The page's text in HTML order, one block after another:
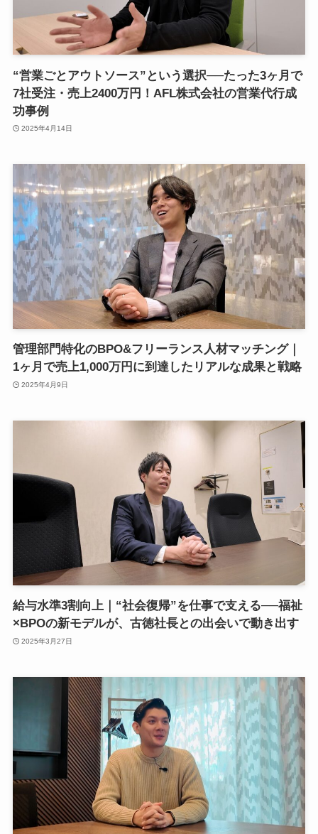
“営業ごとアウトソース”という選択──たった3ヶ月で
7社受注・売上2400万円！AFL株式会社の営業代行成
功事例
2025年4月14日
管理部門特化のBPO&フリーランス人材マッチング｜
1ヶ月で売上1,000万円に到達したリアルな成果と戦略
2025年4月9日
給与水準3割向上｜“社会復帰”を仕事で支える──福祉
×BPOの新モデルが、古徳社長との出会いで動き出す
2025年3月27日